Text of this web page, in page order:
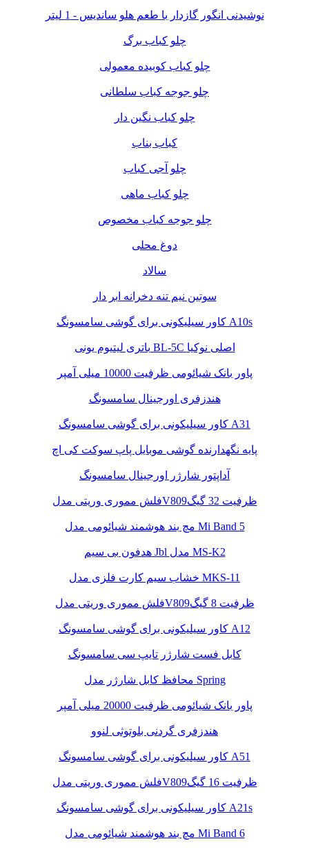
نوشیدنی انگور گازدار با طعم هلو ساندیس - 1 لیتر
چلو کباب برگ
چلو کباب کوبیده معمولی
چلو جوجه کباب سلطانی
چلو کباب نگین دار
کباب بناب
چلو آجی کباب
چلو کباب ماهی
چلو جوجه کباب مخصوص
دوغ محلی
سالاد
سوتین نیم تنه دخرانه ابر دار
کاور سیلیکونی برای گوشی سامسونگ A10s
باتری لیتیوم یونی BL-5C اصلی نوکیا
پاور بانک شیائومی ظرفیت 10000 میلی آمپر
هندزفری اورجینال سامسونگ
کاور سیلیکونی برای گوشی سامسونگ A31
پایه نگهدارنده گوشی موبایل پاپ سوکت کی اچ
آداپتور شارژر اورجینال سامسونگ
فلش مموری وریتی مدلV809ظرفیت 32 گیگ
مچ بند هوشمند شیائومی مدل Mi Band 5
هدفون بی سیم Jbl مدل MS-K2
خشاب سیم کارت فلزی مدل MKS-11
فلش مموری وریتی مدلV809ظرفیت 8 گیگ
کاور سیلیکونی برای گوشی سامسونگ A12
کابل فست شارژر تایپ سی سامسونگ
محافظ کابل شارژر مدل Spring
پاور بانک شیائومی ظرفیت 20000 میلی آمپر
هندزفری گردنی بلوتوثی لنوو
کاور سیلیکونی برای گوشی سامسونگ A51
فلش مموری وریتی مدلV809ظرفیت 16 گیگ
کاور سیلیکونی برای گوشی سامسونگ A21s
مچ بند هوشمند شیائومی مدل Mi Band 6